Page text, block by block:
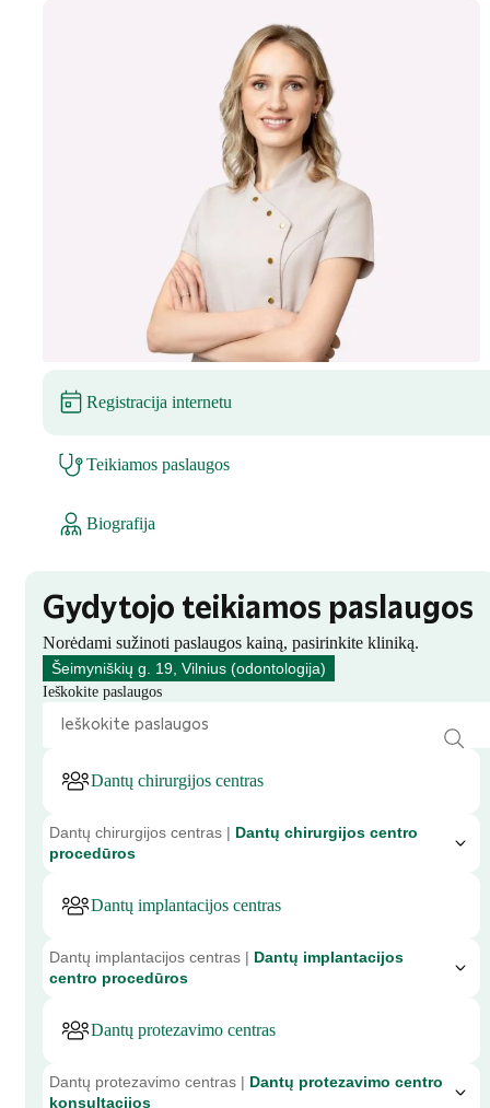
Registracija internetu
Teikiamos paslaugos
Biografija
Gydytojo teikiamos paslaugos
Norėdami sužinoti paslaugos kainą, pasirinkite kliniką.
Šeimyniškių g. 19, Vilnius (odontologija)
Ieškokite paslaugos
Dantų chirurgijos centras
Dantų chirurgijos centras | Dantų chirurgijos centro
procedūros
Dantų implantacijos centras
Dantų implantacijos centras | Dantų implantacijos
centro procedūros
Dantų protezavimo centras
Dantų protezavimo centras | Dantų protezavimo centro
konsultacijos